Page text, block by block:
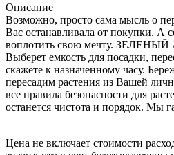
Описание
Возможно, просто сама мысль о
Вас останавливала от покупки. А
воплотить свою мечту. ЗЕЛЕНЫЙ
Выберет емкость для посадки,
скажете к назначенному часу.
пересадим растения из Вашей
все правила безопасности для
останется чистота и порядок. Мы
Цена не включает стоимости